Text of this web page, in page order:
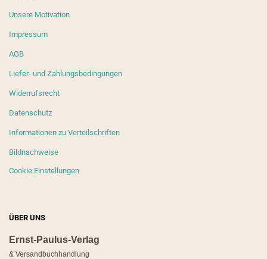
Unsere Motivation
Impressum
AGB
Liefer- und Zahlungsbedingungen
Widerrufsrecht
Datenschutz
Informationen zu Verteilschriften
Bildnachweise
Cookie Einstellungen
ÜBER UNS
Ernst-Paulus-Verlag
& Versandbuchhandlung